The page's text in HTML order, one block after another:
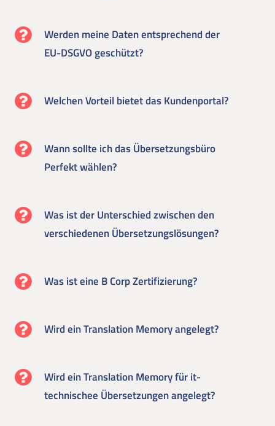
Werden meine Daten entsprechend der
EU-DSGVO geschützt?
Welchen Vorteil bietet das Kundenportal?
Wann sollte ich das Übersetzungsbüro
Perfekt wählen?
Was ist der Unterschied zwischen den
verschiedenen Übersetzungslösungen?
Was ist eine B Corp Zertifizierung?
Wird ein Translation Memory angelegt?
Wird ein Translation Memory für it-
technischee Übersetzungen angelegt?